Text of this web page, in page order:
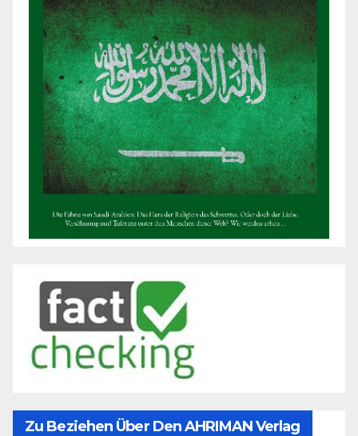
Zu Beziehen Über Den AHRIMAN Verlag